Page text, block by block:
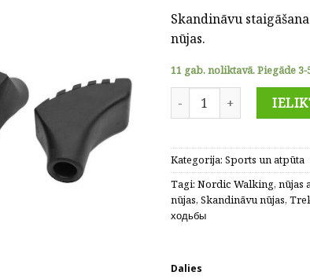
Skandināvu
nūjas.
11 gab. noliktavā. Piegāde 3-
Skandināvu nūjas
Kategorija: Sports un atpūta
Tagi: Nordic Walking, nūjas
nūjas, Skandināvu nūjas,
ходьбы
Dalies